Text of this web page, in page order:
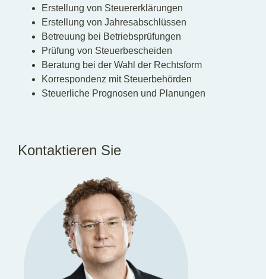
Erstellung von Steuererklärungen
Erstellung von Jahresabschlüssen
Betreuung bei Betriebsprüfungen
Prüfung von Steuerbescheiden
Beratung bei der Wahl der Rechtsform
Korrespondenz mit Steuerbehörden
Steuerliche Prognosen und Planungen
Kontaktieren Sie